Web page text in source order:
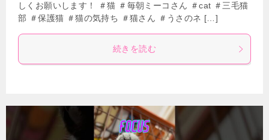
しくお願いします！ ＃猫 ＃毎朝ミーコさん ＃cat ＃三毛猫
部 ＃保護猫 ＃猫の気持ち ＃猫さん ＃うさのネ […]
続きを読む